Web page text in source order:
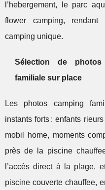
l’hebergement, le parc
flower camping,
camping unique.
Sélection de photos
familiale sur place
Les photos camping
instants forts : enfants
mobil home, moments
près de la piscine
l’accès direct à la plage,
piscine couverte chauffee,